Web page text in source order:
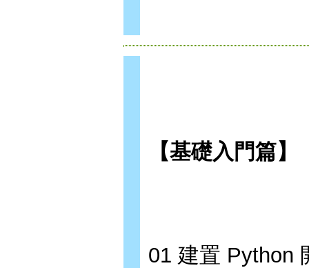
【基礎入門篇】
01 建置 Python